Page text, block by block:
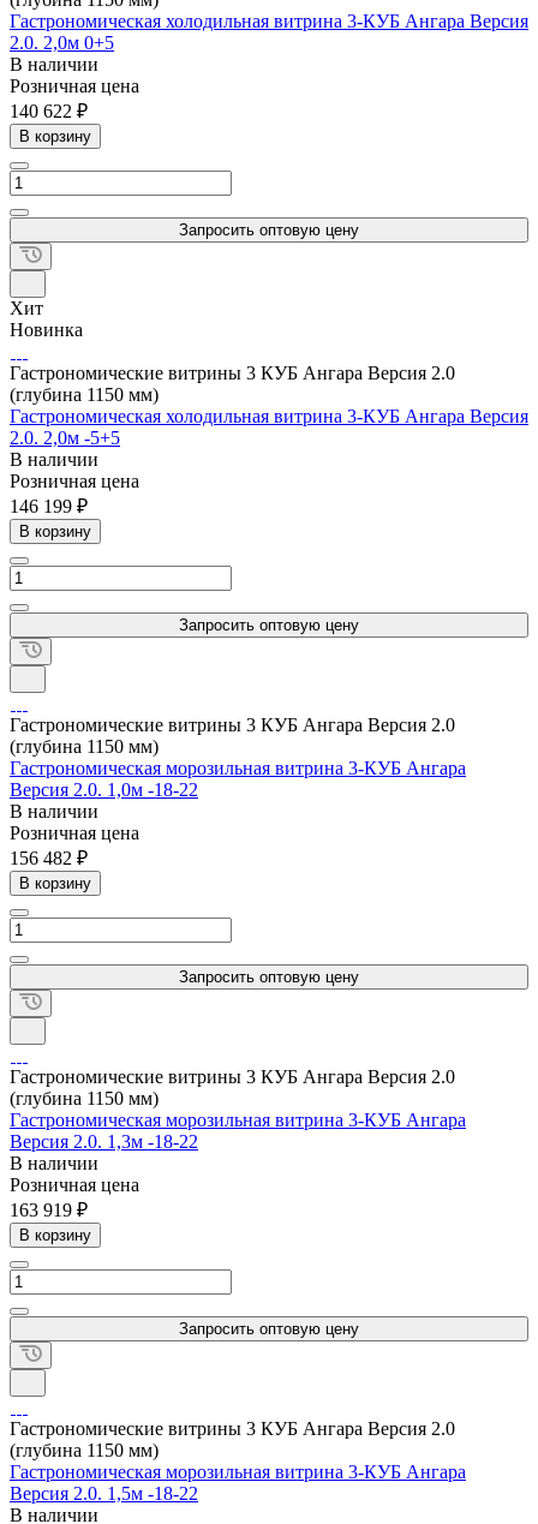
Гастрономическая холодильная витрина 3-КУБ Ангара Версия
2.0. 2,0м 0+5
В наличии
Розничная цена
140 622 ₽
В корзину
Запросить оптовую цену
Хит
Новинка
Гастрономические витрины 3 КУБ Ангара Версия 2.0
(глубина 1150 мм)
Гастрономическая холодильная витрина 3-КУБ Ангара Версия
2.0. 2,0м -5+5
В наличии
Розничная цена
146 199 ₽
В корзину
Запросить оптовую цену
Гастрономические витрины 3 КУБ Ангара Версия 2.0
(глубина 1150 мм)
Гастрономическая морозильная витрина 3-КУБ Ангара
Версия 2.0. 1,0м -18-22
В наличии
Розничная цена
156 482 ₽
В корзину
Запросить оптовую цену
Гастрономические витрины 3 КУБ Ангара Версия 2.0
(глубина 1150 мм)
Гастрономическая морозильная витрина 3-КУБ Ангара
Версия 2.0. 1,3м -18-22
В наличии
Розничная цена
163 919 ₽
В корзину
Запросить оптовую цену
Гастрономические витрины 3 КУБ Ангара Версия 2.0
(глубина 1150 мм)
Гастрономическая морозильная витрина 3-КУБ Ангара
Версия 2.0. 1,5м -18-22
В наличии